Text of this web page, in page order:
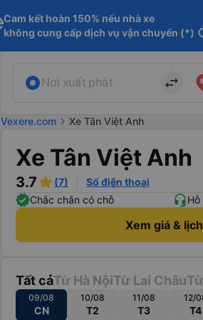
Cam kết hoàn 150% nếu nhà xe
không cung cấp dịch vụ vận chuyển (*)
Nơi xuất phát import_export
Vexere.com chevron_right Xe Tân Việt Anh
Xe Tân Việt Anh
3.7 (7)
Số điện thoại
Chắc chắn có chỗ
Xem giá &
Tất cảTừ Hà NộiTừ Lai Châu
09/08
CN
10/08
T2
11/08
T3
12/
T4